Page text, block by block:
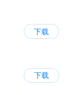
下载
下载